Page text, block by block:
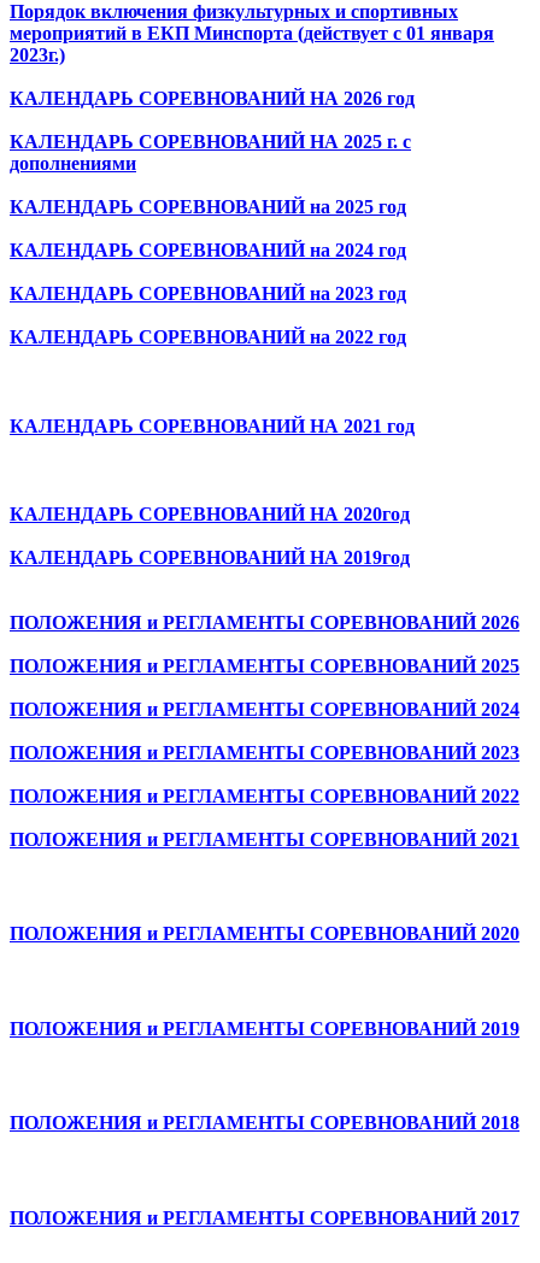
Порядок включения физкультурных и спортивных
мероприятий в ЕКП Минспорта (действует с 01 января
2023г.)
КАЛЕНДАРЬ СОРЕВНОВАНИЙ НА 2026 год
КАЛЕНДАРЬ СОРЕВНОВАНИЙ НА 2025 г. с
дополнениями
КАЛЕНДАРЬ СОРЕВНОВАНИЙ на 2025 год
КАЛЕНДАРЬ СОРЕВНОВАНИЙ на 2024 год
КАЛЕНДАРЬ СОРЕВНОВАНИЙ на 2023 год
КАЛЕНДАРЬ СОРЕВНОВАНИЙ на 2022 год
КАЛЕНДАРЬ СОРЕВНОВАНИЙ НА 2021 год
КАЛЕНДАРЬ СОРЕВНОВАНИЙ НА 2020год
КАЛЕНДАРЬ СОРЕВНОВАНИЙ НА 2019год
ПОЛОЖЕНИЯ и РЕГЛАМЕНТЫ СОРЕВНОВАНИЙ 2026
ПОЛОЖЕНИЯ и РЕГЛАМЕНТЫ СОРЕВНОВАНИЙ 2025
ПОЛОЖЕНИЯ и РЕГЛАМЕНТЫ СОРЕВНОВАНИЙ 2024
ПОЛОЖЕНИЯ и РЕГЛАМЕНТЫ СОРЕВНОВАНИЙ 2023
ПОЛОЖЕНИЯ и РЕГЛАМЕНТЫ СОРЕВНОВАНИЙ 2022
ПОЛОЖЕНИЯ и РЕГЛАМЕНТЫ СОРЕВНОВАНИЙ 2021
ПОЛОЖЕНИЯ и РЕГЛАМЕНТЫ СОРЕВНОВАНИЙ 2020
ПОЛОЖЕНИЯ и РЕГЛАМЕНТЫ СОРЕВНОВАНИЙ 2019
ПОЛОЖЕНИЯ и РЕГЛАМЕНТЫ СОРЕВНОВАНИЙ 2018
ПОЛОЖЕНИЯ и РЕГЛАМЕНТЫ СОРЕВНОВАНИЙ 2017